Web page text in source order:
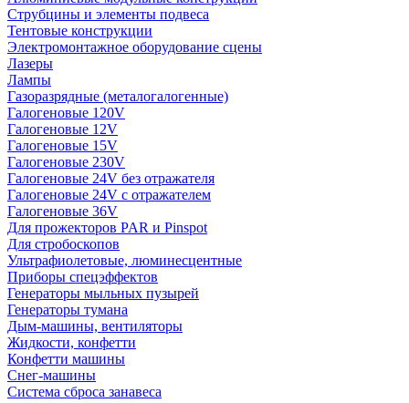
Струбцины и элементы подвеса
Тентовые конструкции
Электромонтажное оборудование сцены
Лазеры
Лампы
Газоразрядные (металогалогенные)
Галогеновые 120V
Галогеновые 12V
Галогеновые 15V
Галогеновые 230V
Галогеновые 24V без отражателя
Галогеновые 24V с отражателем
Галогеновые 36V
Для прожекторов PAR и Pinspot
Для стробоскопов
Ультрафиолетовые, люминесцентные
Приборы спецэффектов
Генераторы мыльных пузырей
Генераторы тумана
Дым-машины, вентиляторы
Жидкости, конфетти
Конфетти машины
Снег-машины
Система сброса занавеса